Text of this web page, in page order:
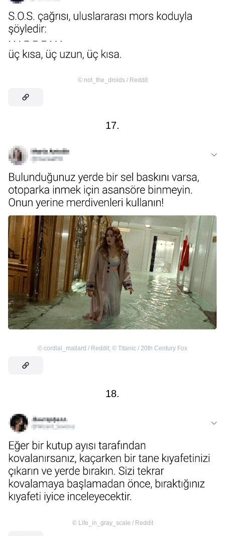
© not_the_droids / Reddit
17.
© cordial_mallard / Reddit, © Titanic / 20th Century Fox
18.
© Life_in_gray_scale / Reddit